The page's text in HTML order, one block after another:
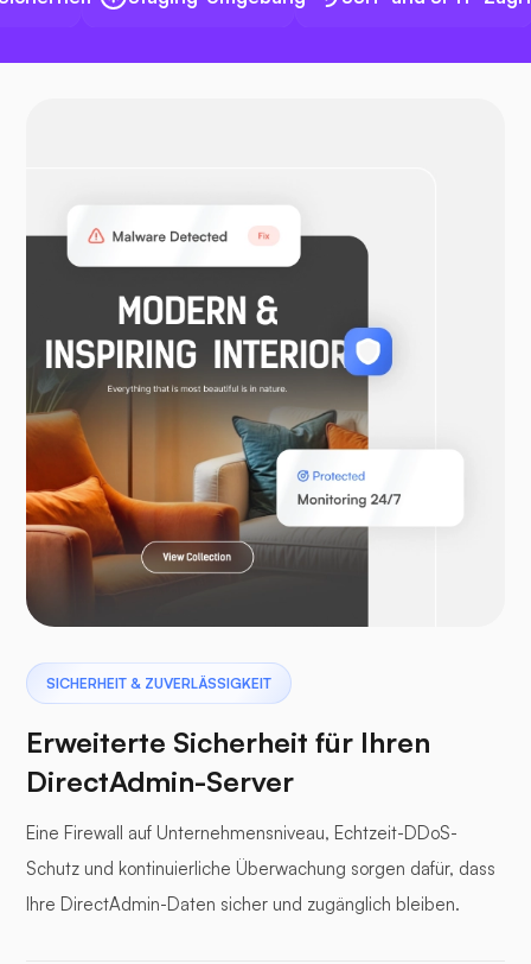
WooCommerce
Laravel
Pterodaktylus
Pufferpane
SICHERHEIT & ZUVERLÄSSIGKEIT
Erweiterte Sicherheit für Ihren
DirectAdmin-Server
Eine Firewall auf Unternehmensniveau, Echtzeit-DDoS-
Schutz und kontinuierliche Überwachung sorgen dafür, dass
Ihre DirectAdmin-Daten sicher und zugänglich bleiben.